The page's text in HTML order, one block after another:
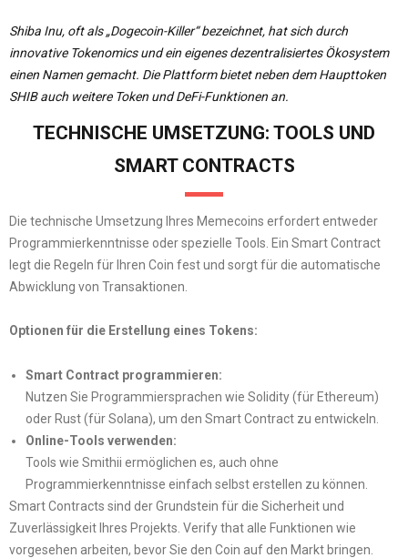
Shiba Inu, oft als „Dogecoin-Killer“ bezeichnet, hat sich durch
innovative Tokenomics und ein eigenes dezentralisiertes Ökosystem
einen Namen gemacht. Die Plattform bietet neben dem Haupttoken
SHIB auch weitere Token und DeFi-Funktionen an.
TECHNISCHE UMSETZUNG: TOOLS UND
SMART CONTRACTS
Die technische Umsetzung Ihres Memecoins erfordert entweder
Programmierkenntnisse oder spezielle Tools. Ein Smart Contract
legt die Regeln für Ihren Coin fest und sorgt für die automatische
Abwicklung von Transaktionen.
Optionen für die Erstellung eines Tokens:
Smart Contract programmieren:
Nutzen Sie Programmiersprachen wie Solidity (für Ethereum)
oder Rust (für Solana), um den Smart Contract zu entwickeln.
Online-Tools verwenden:
Tools wie Smithii ermöglichen es, auch ohne
Programmierkenntnisse einfach selbst erstellen zu können.
Smart Contracts sind der Grundstein für die Sicherheit und
Zuverlässigkeit Ihres Projekts. Verify that alle Funktionen wie
vorgesehen arbeiten, bevor Sie den Coin auf den Markt bringen.